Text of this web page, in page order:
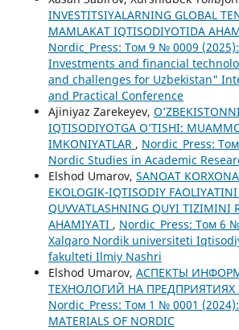
INVESTITSIYALARNING GLOBAL
MAMLAKAT IQTISODIYOTIDA
Nordic_Press: Том 9 № 0009
Investments and financial
and challenges for Uzbekistan"
and Practical Conference
Ajiniyaz Zarekeyev,
IQTISODIYOTGA O’TISHI:
IMKONIYATLAR , Nordic_Press:
Nordic Studies in Academic
Elshod Umarov, SANOAT
EKOLOGIK-IQTISODIY FAOLIYATINI
QUVVATLASHNING QUYI TIZIMINI
AHAMIYATI , Nordic_Press: Том 6
Xalqaro Nordik universiteti
fakulteti Ilmiy Nashri
Elshod Umarov, АСПЕКТЫ
ТЕХНОЛОГИЙ НА ПРЕДПРИЯТИЯХ
Nordic_Press: Том 1 № 0001 (2024):
MATERIALS OF NORDIC